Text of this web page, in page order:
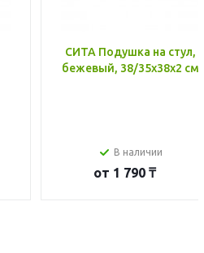
СИТА Подушка на стул,
бежевый, 38/35x38x2 см
В наличии
от 1 790 ₸